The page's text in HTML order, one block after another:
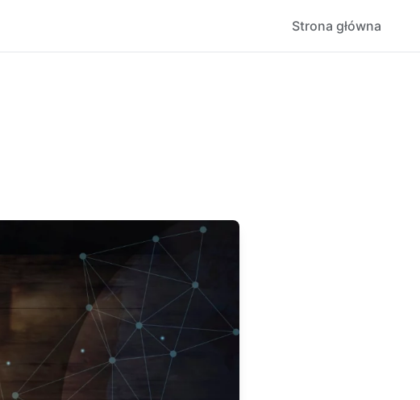
Strona główna